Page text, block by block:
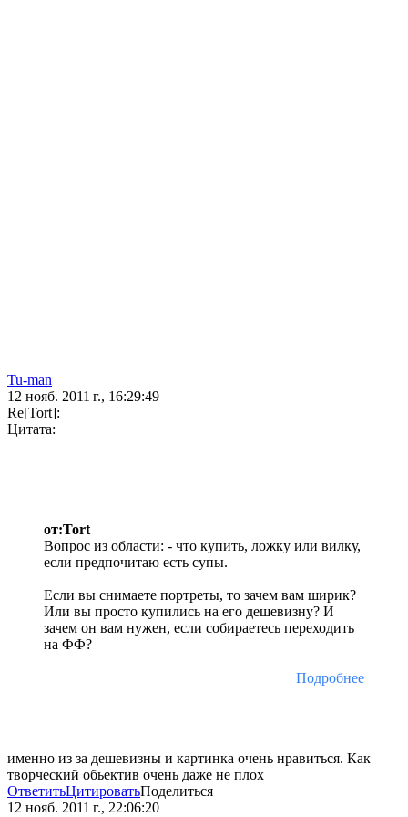
Tu-man
12 нояб. 2011 г., 16:29:49
Re[Tort]:
Цитата:
от:Tort
Вопрос из области: - что купить, ложку или вилку,
если предпочитаю есть супы.
Если вы снимаете портреты, то зачем вам ширик?
Или вы просто купились на его дешевизну? И
зачем он вам нужен, если собираетесь переходить
на ФФ?
Подробнее
именно из за дешевизны и картинка очень нравиться. Как
творческий обьектив очень даже не плох
ОтветитьЦитироватьПоделиться
12 нояб. 2011 г., 22:06:20